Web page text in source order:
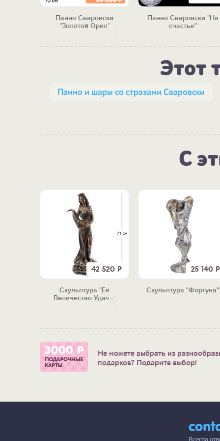
Панно Сваровски
"Золотой Орел"
Панно Сваровски "На
счастье"
Этот
Панно и шары со стразами Сваровски
С
42 520 Р
Скульптура "Её
Величество Удача"
25 140 Р
Скульптура "Фортуна"
Не можете выбрать из
подарков? Подарите выбор!